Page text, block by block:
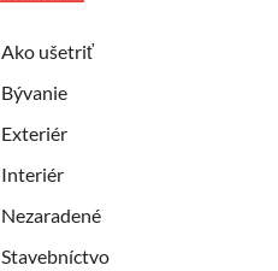
Ako ušetriť
Bývanie
Exteriér
Interiér
Nezaradené
Stavebníctvo